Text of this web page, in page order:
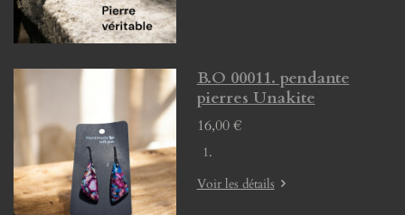
B.O 00011. pendante
pierres Unakite
16,00 €
Voir les détails